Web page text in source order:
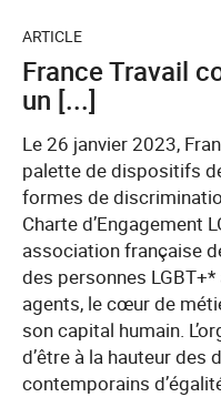
ARTICLE
France Travail
un [...]
Le 26 janvier 2023,
palette de dispositifs
formes de
Charte d’Engagement
association française
des personnes
agents, le cœur de
son capital humain.
d’être à la hauteur des
contemporains